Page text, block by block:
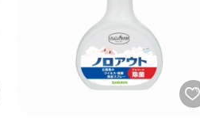
沫細緻，好沖好洗
好品質★符合CNS3800國家標準
本產品不含PARABEN/MI/MCI/皂
鹼/壬基酚/三氯沙/甲醛/螢光劑/任何
有害化學物質